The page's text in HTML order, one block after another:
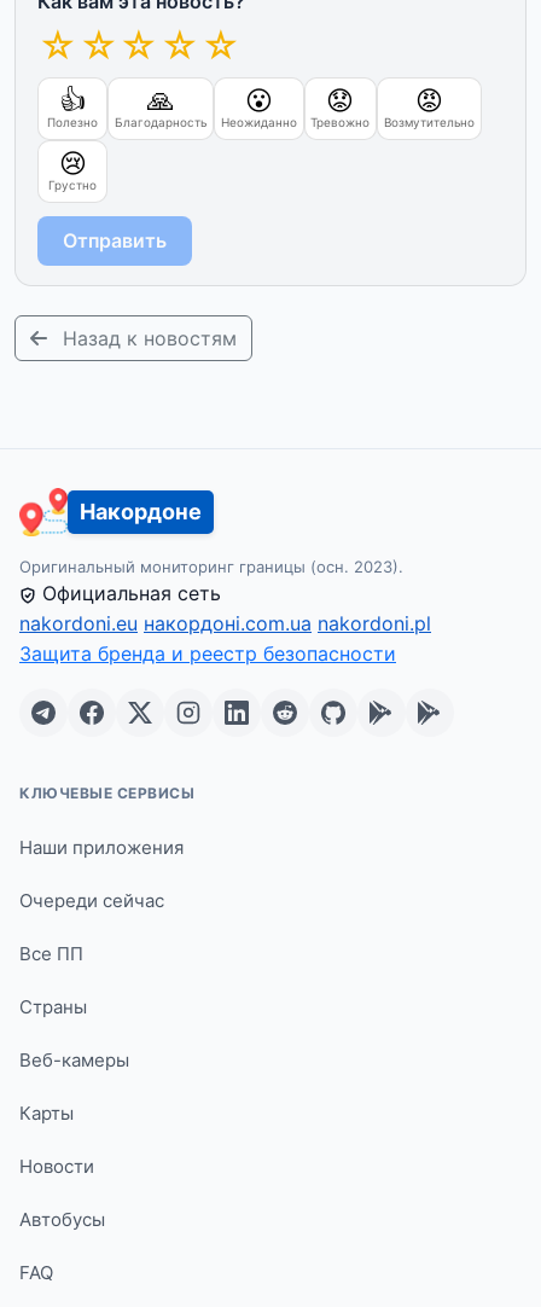
☆ ☆☆ ☆ ☆
👍
Полезно
🙏
Благодарность
😮
Неожиданно
😟
Тревожно
😡
Возмутительно
😢
Грустно
Отправить
Назад к новостям
Накордоне
Оригинальный мониторинг границы (осн. 2023).
Официальная сеть
nakordoni.eu накордоні.com.ua nakordoni.pl
Защита бренда и реестр безопасности
КЛЮЧЕВЫЕ СЕРВИСЫ
Наши приложения
Очереди сейчас
Все ПП
Страны
Веб-камеры
Карты
Новости
Автобусы
FAQ